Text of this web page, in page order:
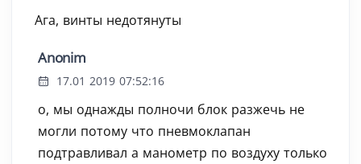
Ага, винты недотянуты
Anonim
17.01 2019 07:52:16
о, мы однажды полночи блок разжечь не
могли потому что пневмоклапан
подтравливал а манометр по воздуху только